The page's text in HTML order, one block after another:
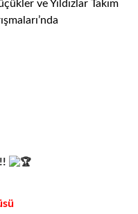
ve Yıldızlar Takım
!!